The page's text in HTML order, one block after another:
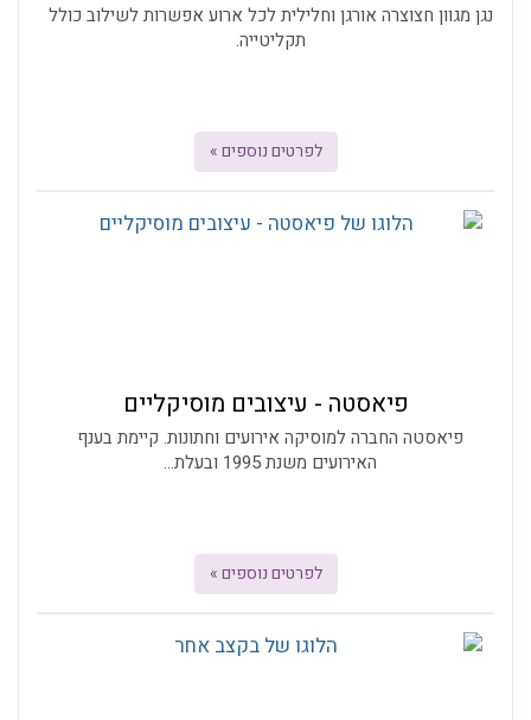
נגן מגוון חצוצרה אורגן וחלילית לכל ארוע אפשרות לשילוב כולל
תקליטייה.
לפרטים נוספים »
פיאסטה - עיצובים מוסיקליים
פיאסטה החברה למוסיקה אירועים וחתונות. קיימת בענף
האירועים משנת 1995 ובעלת...
לפרטים נוספים »